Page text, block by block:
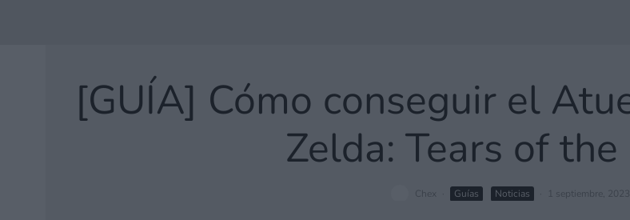
[GUÍA] Cómo conseguir el
Zelda: Tears of
Chex Guías Noticias 1 septiembre,